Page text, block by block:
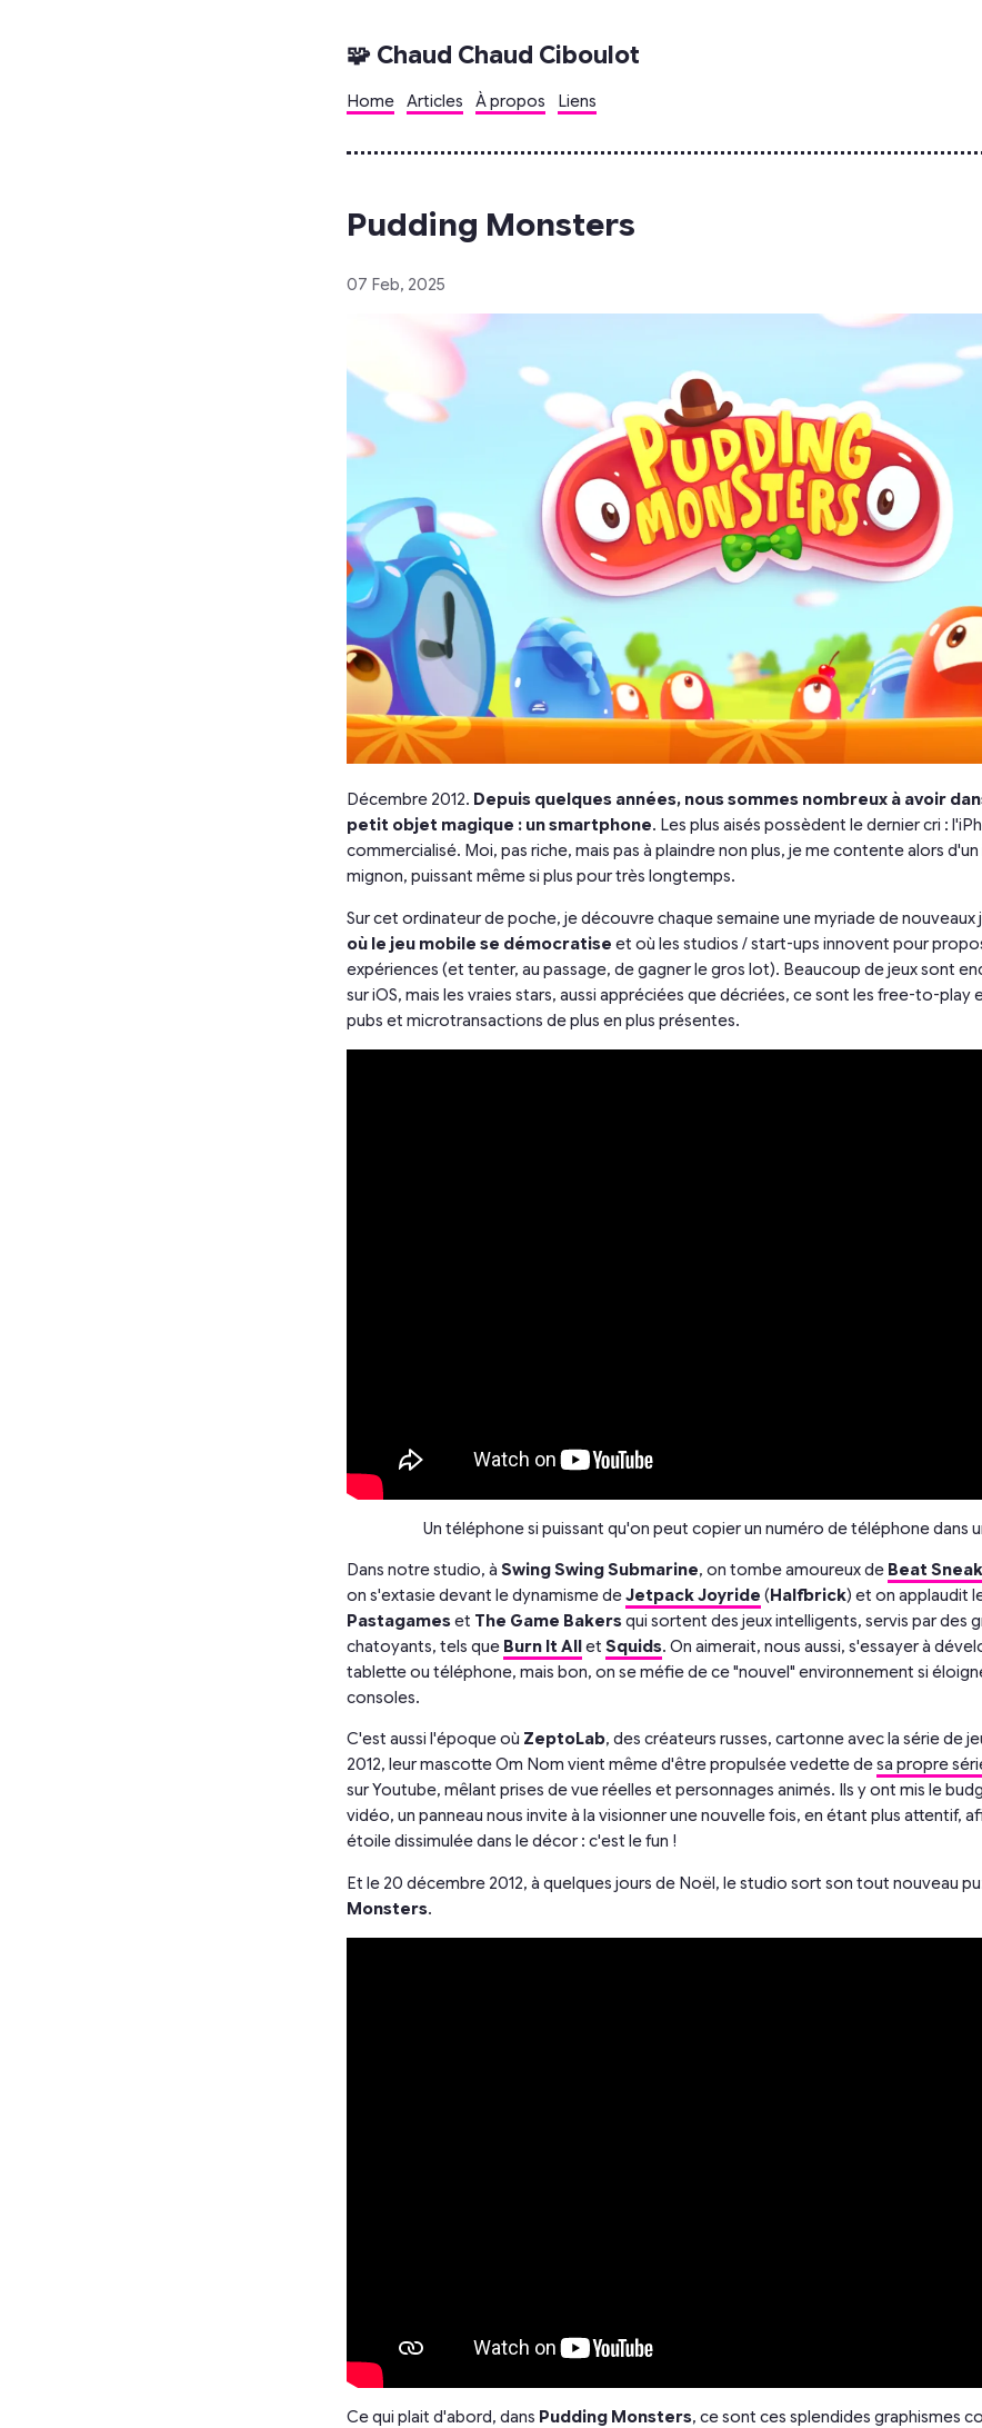
🧩 Chaud Chaud Ciboulot
Home Articles À propos Liens
Pudding Monsters
07 Feb, 2025
Décembre 2012. Depuis quelques années, nous sommes nombreux à avoir
petit objet magique : un smartphone. Les plus aisés possèdent le dernier cri :
commercialisé. Moi, pas riche, mais pas à plaindre non plus, je me contente alors
mignon, puissant même si plus pour très longtemps.
Sur cet ordinateur de poche, je découvre chaque semaine une myriade de nouveaux
où le jeu mobile se démocratise et où les studios / start-ups innovent pour
expériences (et tenter, au passage, de gagner le gros lot). Beaucoup de jeux sont
sur iOS, mais les vraies stars, aussi appréciées que décriées, ce sont les free-to-play
pubs et microtransactions de plus en plus présentes.
Un téléphone si puissant qu'on peut copier un numéro de téléphone dans
Dans notre studio, à Swing Swing Submarine, on tombe amoureux de Beat
on s'extasie devant le dynamisme deJetpack Joyride (Halfbrick) et on applaudit
Pastagameset The Game Bakersqui sortent des jeux intelligents, servis par des
chatoyants, tels que Burn It Allet Squids. On aimerait, nous aussi, s'essayer à
tablette ou téléphone, mais bon, on se méfie de ce "nouvel" environnement si
consoles.
C'est aussi l'époque où ZeptoLab, des créateurs russes, cartonne avec la série de
2012, leur mascotte Om Nom vient même d'être propulsée vedette desa propre
sur Youtube, mêlant prises de vue réelles et personnages animés. Ils y ont mis le
vidéo, un panneau nous invite à la visionner une nouvelle fois, en étant plus attentif,
étoile dissimulée dans le décor : c'est le fun !
Et le 20 décembre 2012, à quelques jours de Noël, le studio sort son tout nouveau
Monsters.
Ce qui plait d'abord, dans Pudding Monsters, ce sont ces splendides graphismes